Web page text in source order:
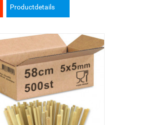
Productdetails